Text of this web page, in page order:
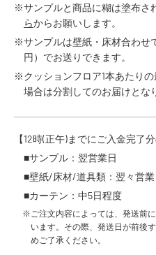
※サンプルと商品に糊は塗布さ
らからお願いします。
※サンプルは壁紙・床材合わせ
円）でお送りできます。
※クッションフロア1本あたり
場合は分割してのお届けとな
【12時(正午)までにご入金完了
■サンプル：翌営業日
■壁紙/床材/道具類：翌々営業
■カーテン：中5日程度
※ご注文内容によっては、発送前
います。その際、発送日が前後
めご了承ください。